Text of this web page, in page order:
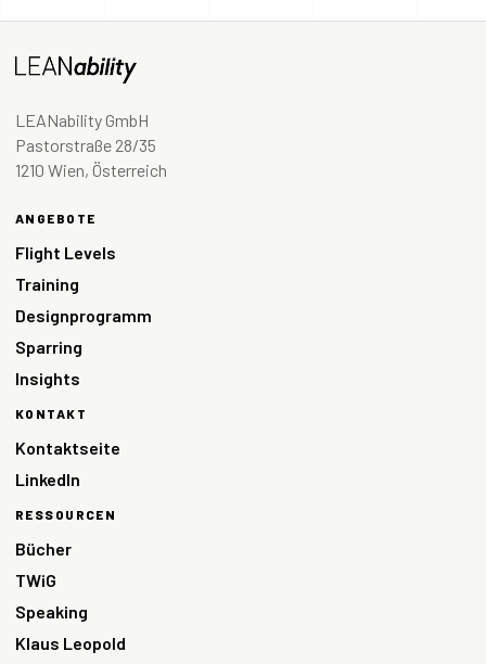
LEANability GmbH
Pastorstraße 28/35
1210 Wien, Österreich
ANGEBOTE
Flight Levels
Training
Designprogramm
Sparring
Insights
KONTAKT
Kontaktseite
LinkedIn
RESSOURCEN
Bücher
TWiG
Speaking
Klaus Leopold